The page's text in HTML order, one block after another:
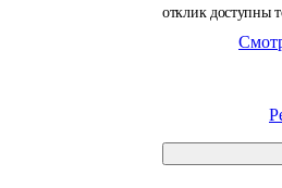
отклик доступны